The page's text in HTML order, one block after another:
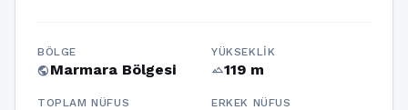
BÖLGE
publicMarmara Bölgesi
YÜKSEKLIK
terrain119 m
TOPLAM NÜFUS ERKEK NÜFUS